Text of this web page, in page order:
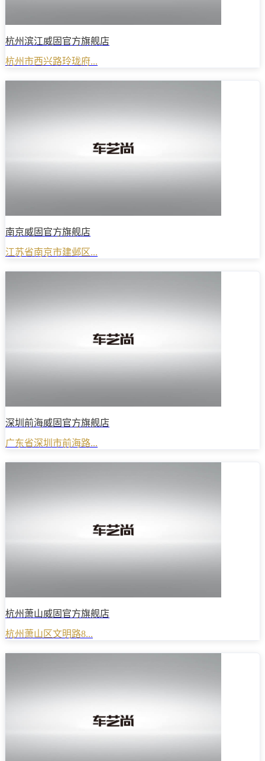
杭州滨江威固官方旗舰店
杭州市西兴路玲珑府...
南京威固官方旗舰店
江苏省南京市建邺区...
深圳前海威固官方旗舰店
广东省深圳市前海路...
杭州萧山威固官方旗舰店
杭州萧山区文明路8...